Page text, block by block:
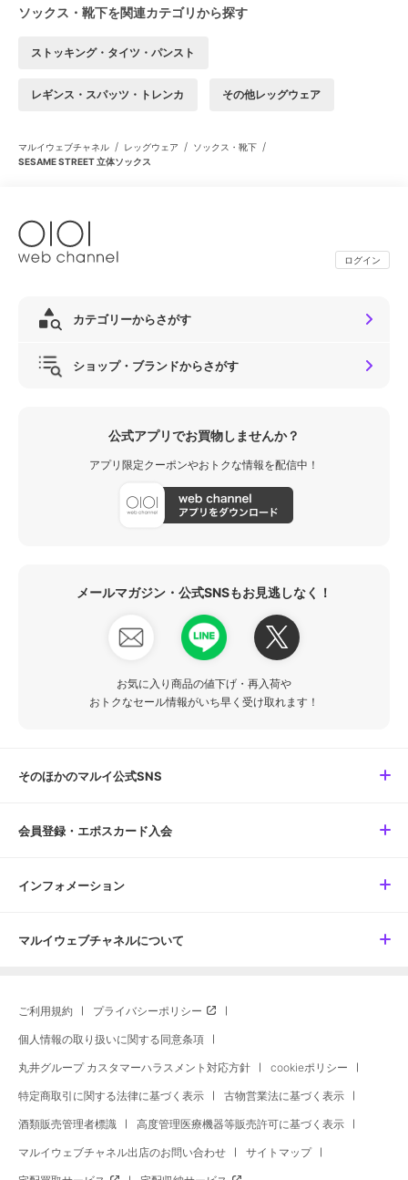
ソックス・靴下を関連カテゴリから探す
ストッキング・タイツ・パンスト
レギンス・スパッツ・トレンカ その他レッグウェア
マルイウェブチャネル / レッグウェア / ソックス・靴下 /
SESAME STREET 立体ソックス
ログイン
カテゴリーからさがす
ショップ・ブランドからさがす
公式アプリでお買物しませんか？
アプリ限定クーポンやおトクな情報を配信中！
メールマガジン・公式SNSもお見逃しなく！
お気に入り商品の値下げ・再入荷や
おトクなセール情報がいち早く受け取れます！
そのほかのマルイ公式SNS
会員登録・エポスカード入会
インフォメーション
マルイウェブチャネルについて
ご利用規約 プライバシーポリシー
個人情報の取り扱いに関する同意条項
丸井グループ カスタマーハラスメント対応方針 cookieポリシー
特定商取引に関する法律に基づく表示 古物営業法に基づく表示
酒類販売管理者標識 高度管理医療機器等販売許可に基づく表示
マルイウェブチャネル出店のお問い合わせ サイトマップ